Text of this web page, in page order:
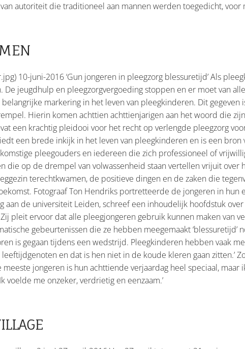
autoriteit die traditioneel aan mannen werden toegedicht,
10-juni-2016 ‘Gun jongeren in pleegzorg blessuretijd’ Als
De jeugdhulp en pleegzorgvergoeding stoppen en er moet van
markering in het leven van pleegkinderen. Dit gegeven
Hierin komen achttien achttienjarigen aan het woord die
een krachtig pleidooi voor het recht op verlengde pleegzorg
een brede inkijk in het leven van pleegkinderen en is een bron
pleegouders en iedereen die zich professioneel of
die op de drempel van volwassenheid staan vertellen vrijuit over
terechtkwamen, de positieve dingen en de zaken die
Fotograaf Ton Hendriks portretteerde de jongeren in hun
aan de universiteit Leiden, schreef een inhoudelijk hoofdstuk
pleit ervoor dat alle pleegjongeren gebruik kunnen maken van
gebeurtenissen die ze hebben meegemaakt ‘blessuretijd’
is gegaan tijdens een wedstrijd. Pleegkinderen hebben vaak
en dat is hen niet in de koude kleren gaan zitten.’
jongeren is hun achttiende verjaardag heel speciaal, maar
voelde me onzeker, verdrietig en eenzaam.’